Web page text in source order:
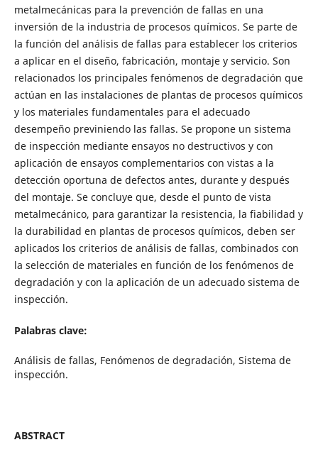
metalmecánicas para la prevención de fallas en una
inversión de la industria de procesos químicos. Se parte de
la función del análisis de fallas para establecer los criterios
a aplicar en el diseño, fabricación, montaje y servicio. Son
relacionados los principales fenómenos de degradación que
actúan en las instalaciones de plantas de procesos químicos
y los materiales fundamentales para el adecuado
desempeño previniendo las fallas. Se propone un sistema
de inspección mediante ensayos no destructivos y con
aplicación de ensayos complementarios con vistas a la
detección oportuna de defectos antes, durante y después
del montaje. Se concluye que, desde el punto de vista
metalmecánico, para garantizar la resistencia, la fiabilidad y
la durabilidad en plantas de procesos químicos, deben ser
aplicados los criterios de análisis de fallas, combinados con
la selección de materiales en función de los fenómenos de
degradación y con la aplicación de un adecuado sistema de
inspección.
Palabras clave:
Análisis de fallas, Fenómenos de degradación, Sistema de
inspección.
ABSTRACT